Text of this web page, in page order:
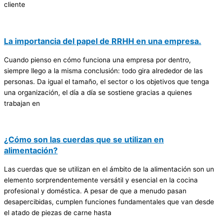
cliente
La importancia del papel de RRHH en una empresa.
Cuando pienso en cómo funciona una empresa por dentro,
siempre llego a la misma conclusión: todo gira alrededor de las
personas. Da igual el tamaño, el sector o los objetivos que tenga
una organización, el día a día se sostiene gracias a quienes
trabajan en
¿Cómo son las cuerdas que se utilizan en
alimentación?
Las cuerdas que se utilizan en el ámbito de la alimentación son un
elemento sorprendentemente versátil y esencial en la cocina
profesional y doméstica. A pesar de que a menudo pasan
desapercibidas, cumplen funciones fundamentales que van desde
el atado de piezas de carne hasta